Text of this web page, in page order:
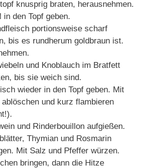
knusprig braten, herausnehmen.
in den Topf geben.
portionsweise scharf
bis es rundherum goldbraun ist.
und Knoblauch im Bratfett
bis sie weich sind.
wieder in den Topf geben. Mit
ablöschen und kurz flambieren
und Rinderbouillon aufgießen.
Thymian und Rosmarin
Mit Salz und Pfeffer würzen.
bringen, dann die Hitze